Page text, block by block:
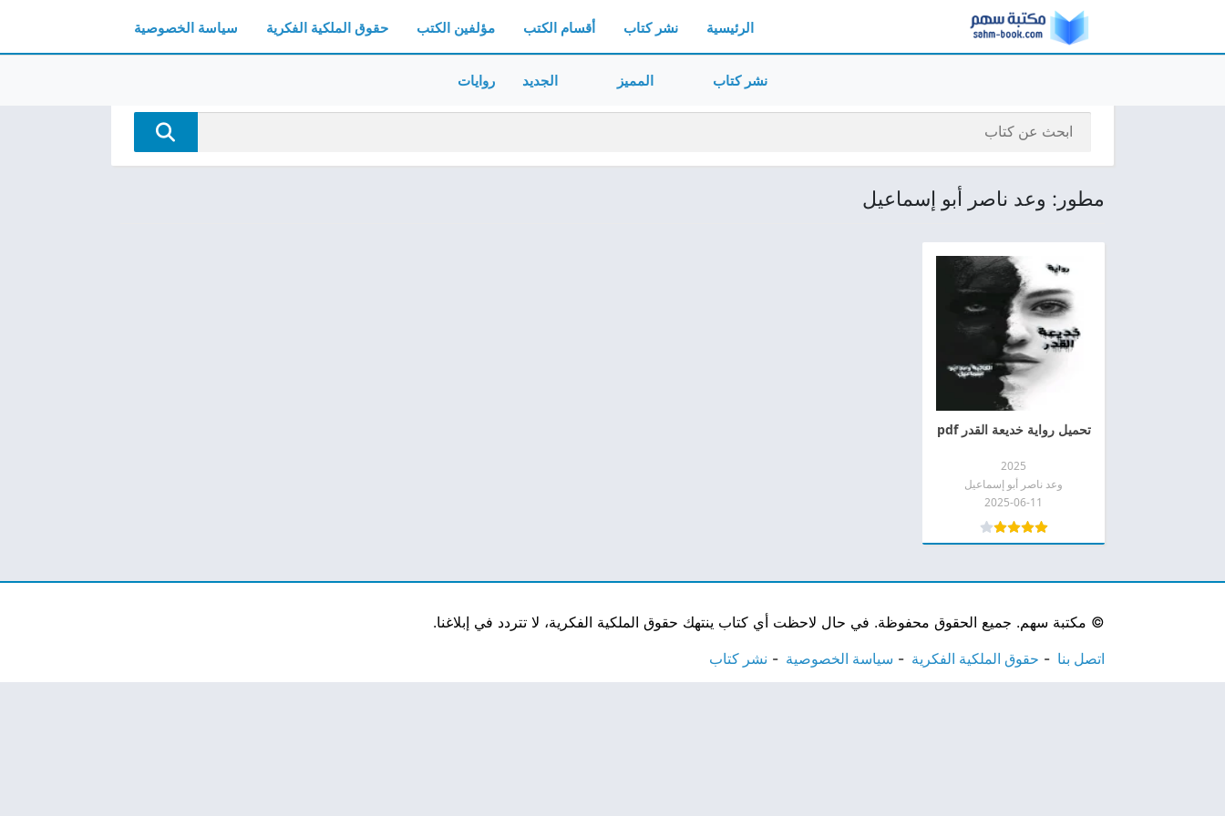
الرئيسية نشر كتاب أقسام الكتب مؤلفين الكتب حقوق الملكية الفكرية سياسة الخصوصية
نشر كتاب المميز الجديد روايات
مطور: وعد ناصر أبو إسماعيل
تحميل رواية خديعة القدر pdf
2025
وعد ناصر أبو إسماعيل
2025-06-11
© مكتبة سهم. جميع الحقوق محفوظة. في حال لاحظت أي كتاب ينتهك حقوق الملكية الفكرية، لا تتردد في إبلاغنا.
اتصل بنا حقوق الملكية الفكرية سياسة الخصوصية نشر كتاب